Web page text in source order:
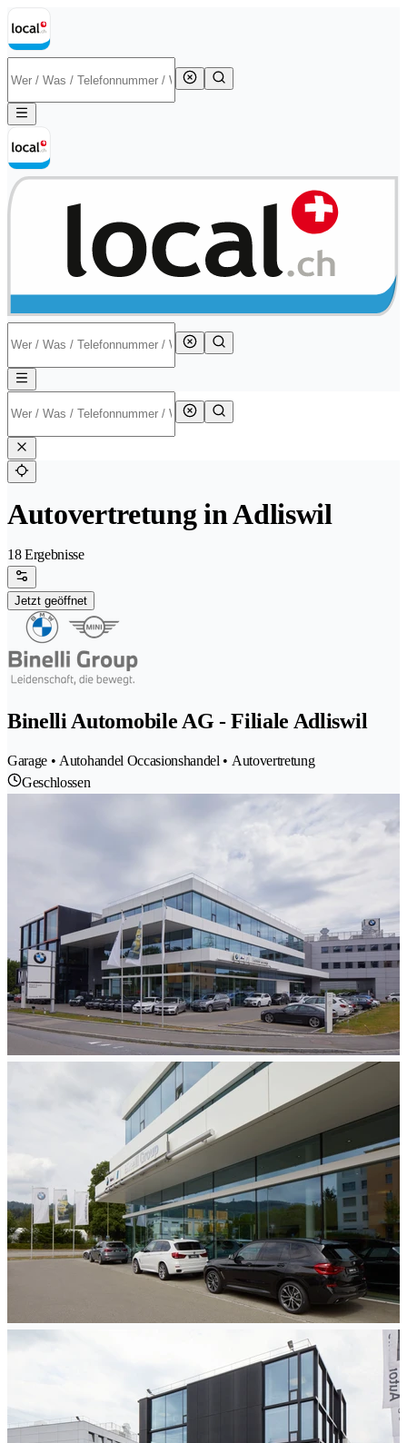
Autovertretung in Adliswil
18 Ergebnisse
Jetzt geöffnet
Binelli Automobile AG - Filiale Adliswil
Garage • Autohandel Occasionshandel • Autovertretung
Geschlossen